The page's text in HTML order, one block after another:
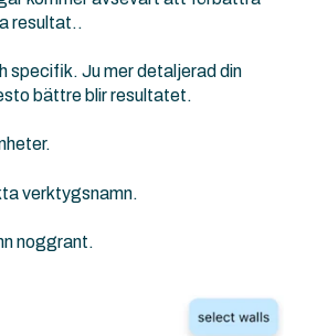
resultat..
specifik. Ju mer detaljerad din
bättre blir resultatet.
verktygsnamn.
noggrant.